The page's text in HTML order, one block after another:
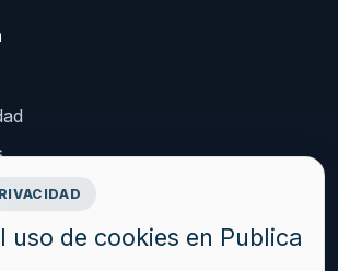
uso de cookies en Publica